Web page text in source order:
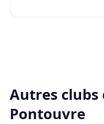
Autres clubs
Pontouvre